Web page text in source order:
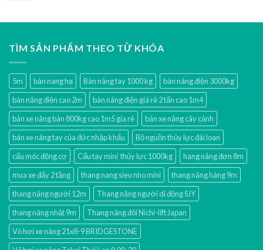
TÌM SẢN PHẨM THEO TỪ KHÓA
5m bàn nang hạ Bàn nâng tay 1000 kg
bàn nâng điện 3000kg
bàn nâng điện cao 2m
bàn nâng điện giá rẻ 2 tấn cao 1m4
bán xe nâng bàn 800kg cao 1m5 gía rẻ
bán xe nâng cây cảnh
bán xe nâng tay của đức nhập khẩu
Bộ nguồn thủy lực đài loan
cẩu móc động cơ
Cẩu tay mini thủy lực 1000kg
hang nâng đơn 8m
mua xe đẩy 2 tầng
thang nang sieu nho mini
thang nâng hàng 9m
thang nâng người 12m
Thang nâng người di động SJY
thang nâng nhật 9m
Thang nâng đôi Nichi-lift Japan
Vỏ hơi xe nâng 21x8-9 BRIDGESTONE